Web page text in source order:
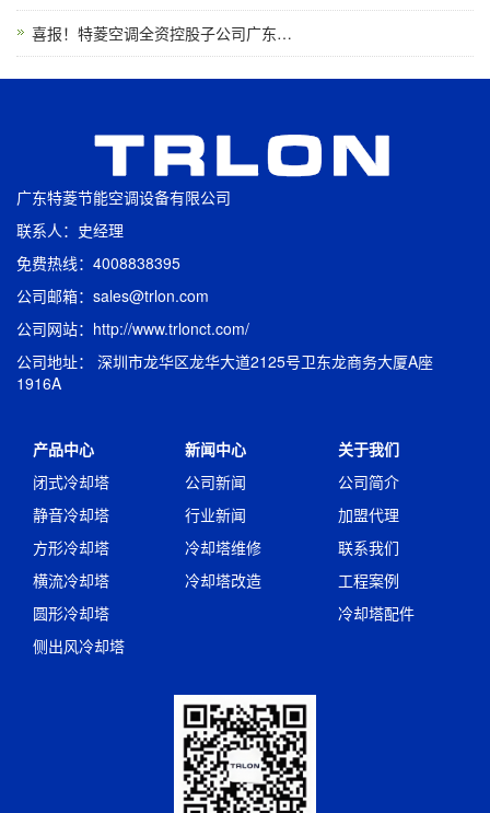
喜报！特菱空调全资控股子公司广东…
广东特菱节能空调设备有限公司
联系人：史经理
免费热线：4008838395
公司邮箱：sales@trlon.com
公司网站：http://www.trlonct.com/
公司地址： 深圳市龙华区龙华大道2125号卫东龙商务大厦A座
1916A
产品中心
闭式冷却塔
静音冷却塔
方形冷却塔
横流冷却塔
圆形冷却塔
侧出风冷却塔
新闻中心
公司新闻
行业新闻
冷却塔维修
冷却塔改造
关于我们
公司简介
加盟代理
联系我们
工程案例
冷却塔配件